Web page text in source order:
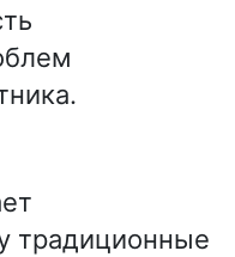
традиционные